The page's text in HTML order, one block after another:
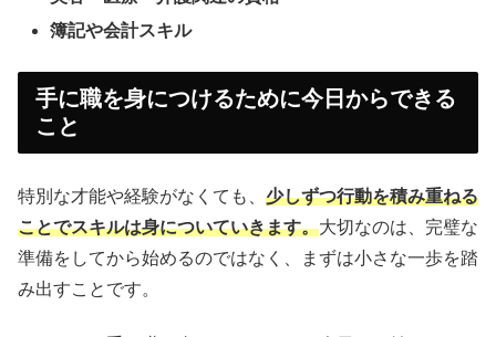
簿記や会計スキル
手に職を身につけるために今日からできる
こと
特別な才能や経験がなくても、 少しずつ行動を積み重ねる
ことでスキルは身についていきます。大切なのは、完璧な
準備をしてから始めるのではなく、まずは小さな一歩を踏
み出すことです。